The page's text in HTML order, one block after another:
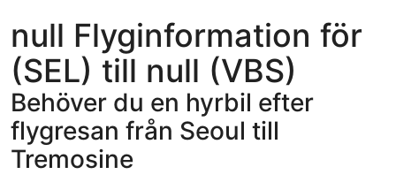
null Flyginformation för
(SEL) till null (VBS)
Behöver du en hyrbil efter
flygresan från Seoul till
Tremosine